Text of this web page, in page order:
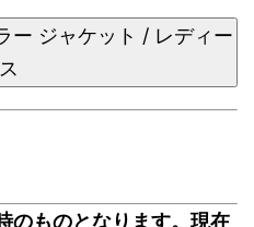
ー ジャケット / レディー
ス
のものとなります。現在